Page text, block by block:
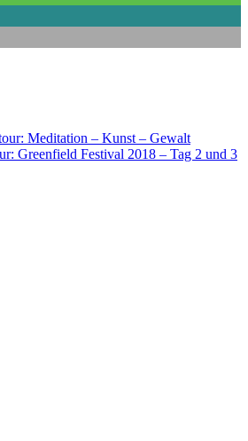
Meditation – Kunst – Gewalt
Greenfield Festival 2018 – Tag 2 und 3